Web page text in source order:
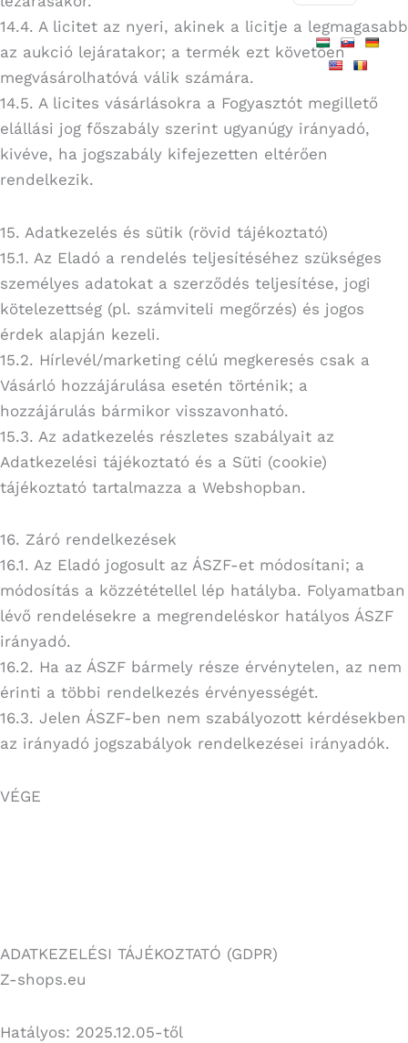
14.4. A licitet az nyeri, akinek a licitje a legmagasabb
az aukció lejáratakor; a termék ezt követően
megvásárolhatóvá válik számára.
14.5. A licites vásárlásokra a Fogyasztót megillető
elállási jog főszabály szerint ugyanúgy irányadó,
kivéve, ha jogszabály kifejezetten eltérően
rendelkezik.
15. Adatkezelés és sütik (rövid tájékoztató)
15.1. Az Eladó a rendelés teljesítéséhez szükséges
személyes adatokat a szerződés teljesítése, jogi
kötelezettség (pl. számviteli megőrzés) és jogos
érdek alapján kezeli.
15.2. Hírlevél/marketing célú megkeresés csak a
Vásárló hozzájárulása esetén történik; a
hozzájárulás bármikor visszavonható.
15.3. Az adatkezelés részletes szabályait az
Adatkezelési tájékoztató és a Süti (cookie)
tájékoztató tartalmazza a Webshopban.
16. Záró rendelkezések
16.1. Az Eladó jogosult az ÁSZF-et módosítani; a
módosítás a közzététellel lép hatályba. Folyamatban
lévő rendelésekre a megrendeléskor hatályos ÁSZF
irányadó.
16.2. Ha az ÁSZF bármely része érvénytelen, az nem
érinti a többi rendelkezés érvényességét.
16.3. Jelen ÁSZF-ben nem szabályozott kérdésekben
az irányadó jogszabályok rendelkezései irányadók.
VÉGE
ADATKEZELÉSI TÁJÉKOZTATÓ (GDPR)
Z-shops.eu
Hatályos: 2025.12.05-től